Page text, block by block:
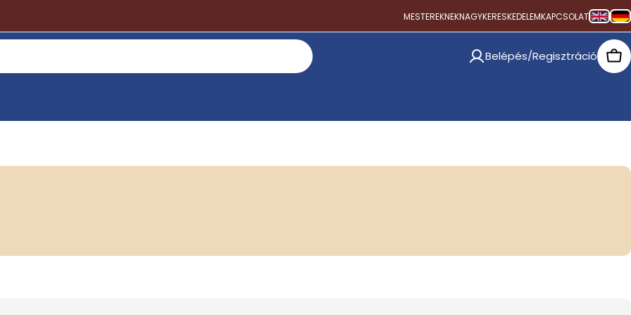
MESTEREKNEKNAGYKERESKEDELEMKAPCSOLAT
Belépés/Regisztráció